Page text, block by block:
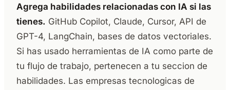
Agrega habilidades relacionadas con IA si las
tienes. GitHub Copilot, Claude, Cursor, API de
GPT-4, LangChain, bases de datos vectoriales.
Si has usado herramientas de IA como parte de
tu flujo de trabajo, pertenecen a tu seccion de
habilidades. Las empresas tecnologicas de